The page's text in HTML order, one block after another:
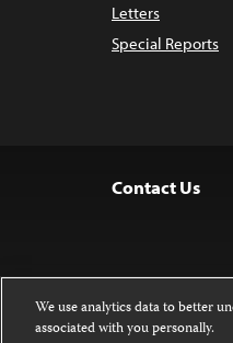
Letters
Special Reports
Contact Us
We use analytics data to better
associated with you personally.